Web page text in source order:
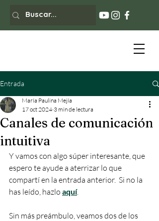
Entrada
Canales de comunicación
intuitiva
María Paulina Mejía
17 oct 2024 3 min de lectura
Y vamos con algo súper interesante, que
espero te ayude a aterrizar lo que
compartí en la entrada anterior.  Si no la
has leído, hazlo aquí.
Sin más preámbulo, veamos dos de los